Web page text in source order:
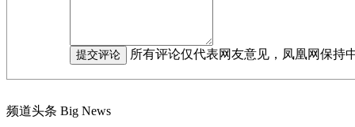
所有评论仅代表网友意见，凤凰网保持
频道头条 Big News